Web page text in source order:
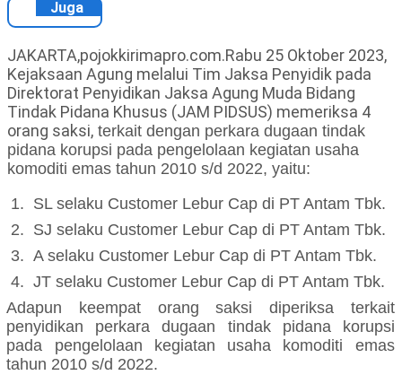
Juga
JAKARTA,pojokkirimapro.com.Rabu 25 Oktober 2023,
Kejaksaan Agung melalui Tim Jaksa Penyidik pada
Direktorat Penyidikan Jaksa Agung Muda Bidang
Tindak Pidana Khusus (JAM PIDSUS) memeriksa 4
orang saksi, terkait dengan perkara dugaan tindak
pidana korupsi pada pengelolaan kegiatan usaha
komoditi emas tahun 2010 s/d 2022, yaitu:
1. SL selaku Customer Lebur Cap di PT Antam Tbk.
2. SJ selaku Customer Lebur Cap di PT Antam Tbk.
3. A selaku Customer Lebur Cap di PT Antam Tbk.
4. JT selaku Customer Lebur Cap di PT Antam Tbk.
Adapun keempatorang saksi diperiksa terkait
penyidikan perkaradugaan tindak pidana korupsi
pada pengelolaan kegiatan usaha komoditi emas
tahun 2010 s/d 2022.